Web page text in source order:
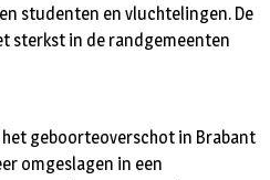
studenten en vluchtelingen. De
sterkst in de randgemeenten
het geboorteoverschot in Brabant
omgeslagen in een